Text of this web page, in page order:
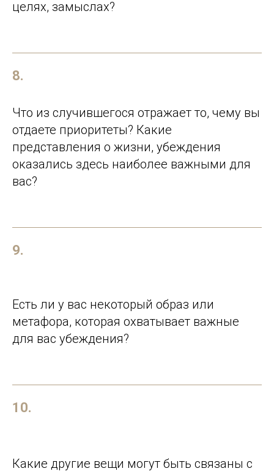
целях, замыслах?
8.
Что из случившегося отражает то, чему вы
отдаете приоритеты? Какие
представления о жизни, убеждения
оказались здесь наиболее важными для
вас?
9.
Есть ли у вас некоторый образ или
метафора, которая охватывает важные
для вас убеждения?
10.
Какие другие вещи могут быть связаны с